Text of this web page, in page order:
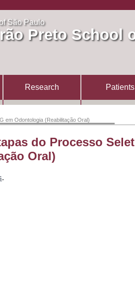
São Paulo
Preto School
Research Patients
em Odontologia (Reabilitação Oral)
do Processo
Oral)
.